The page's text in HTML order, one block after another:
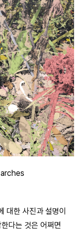
대한 사진과 설명이
다는 것은 어쩌면